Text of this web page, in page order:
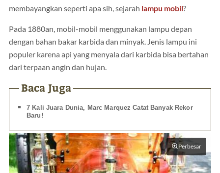
membayangkan seperti apa sih, sejarah lampu mobil?
Pada 1880an, mobil-mobil menggunakan lampu depan
dengan bahan bakar karbida dan minyak. Jenis lampu ini
populer karena api yang menyala dari karbida bisa bertahan
dari terpaan angin dan hujan.
Baca Juga
7 Kali Juara Dunia, Marc Marquez Catat Banyak Rekor
Baru!
Perbesar